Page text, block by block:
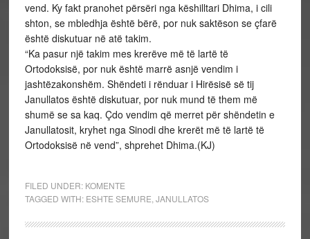
vend. Ky fakt pranohet përsëri nga këshilltari Dhima, i cili
shton, se mbledhja është bërë, por nuk saktëson se çfarë
është diskutuar në atë takim.
“Ka pasur një takim mes krerëve më të lartë të
Ortodoksisë, por nuk është marrë asnjë vendim i
jashtëzakonshëm. Shëndeti i rënduar i Hirësisë së tij
Janullatos është diskutuar, por nuk mund të them më
shumë se sa kaq. Çdo vendim që merret për shëndetin e
Janullatosit, kryhet nga Sinodi dhe krerët më të lartë të
Ortodoksisë në vend”, shprehet Dhima.(KJ)
FILED UNDER: KOMENTE
TAGGED WITH: ESHTE SEMURE JANULLATOS